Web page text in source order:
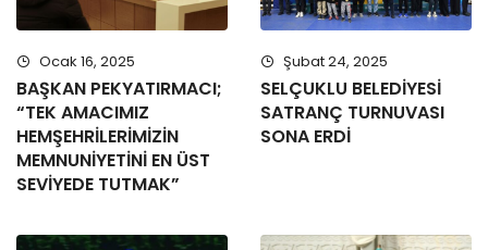
Ocak 16, 2025
BAŞKAN PEKYATIRMACI;
“TEK AMACIMIZ
HEMŞEHRİLERİMİZİN
MEMNUNİYETİNİ EN ÜST
SEVİYEDE TUTMAK”
Şubat 24, 2025
SELÇUKLU BELEDİYESİ
SATRANÇ TURNUVASI
SONA ERDİ